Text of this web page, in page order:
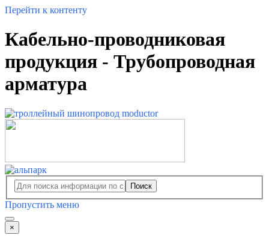
Перейти к контенту
Кабельно-проводниковая
продукция - Трубопроводная
арматура
Поиск
Пропустить меню
×